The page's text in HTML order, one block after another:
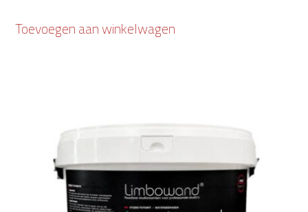
Toevoegen aan winkelwagen